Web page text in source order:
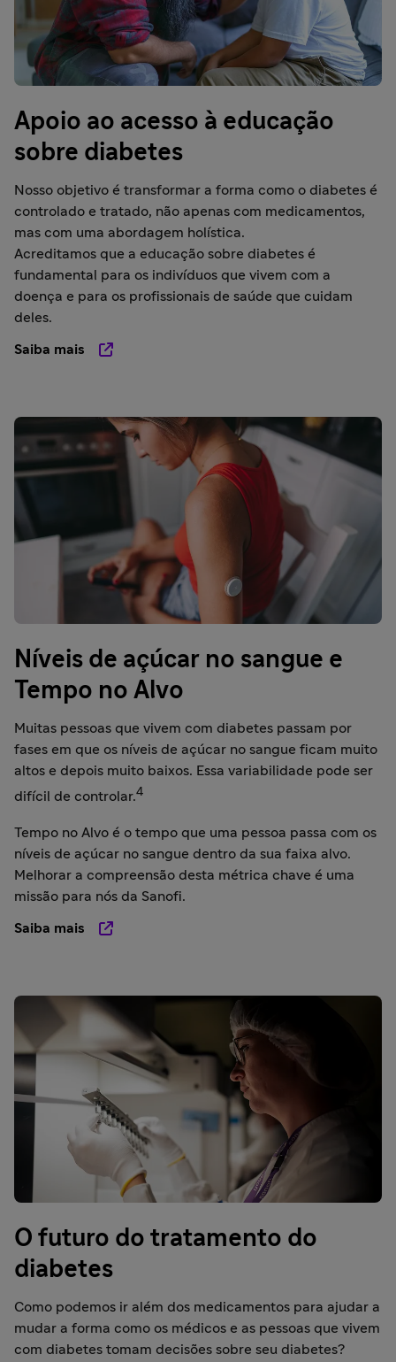
Apoio ao acesso à educação
sobre diabetes
Nosso objetivo é transformar a forma como o diabetes é
controlado e tratado, não apenas com medicamentos,
mas com uma abordagem holística.
Acreditamos que a educação sobre diabetes é
fundamental para os indivíduos que vivem com a
doença e para os profissionais de saúde que cuidam
deles.
Saiba mais
Níveis de açúcar no sangue e
Tempo no Alvo
Muitas pessoas que vivem com diabetes passam por
fases em que os níveis de açúcar no sangue ficam muito
altos e depois muito baixos. Essa variabilidade pode ser
difícil de controlar.4
Tempo no Alvo é o tempo que uma pessoa passa com os
níveis de açúcar no sangue dentro da sua faixa alvo.
Melhorar a compreensão desta métrica chave é uma
missão para nós da Sanofi.
Saiba mais
O futuro do tratamento do
diabetes
Como podemos ir além dos medicamentos para ajudar a
mudar a forma como os médicos e as pessoas que vivem
com diabetes tomam decisões sobre seu diabetes?